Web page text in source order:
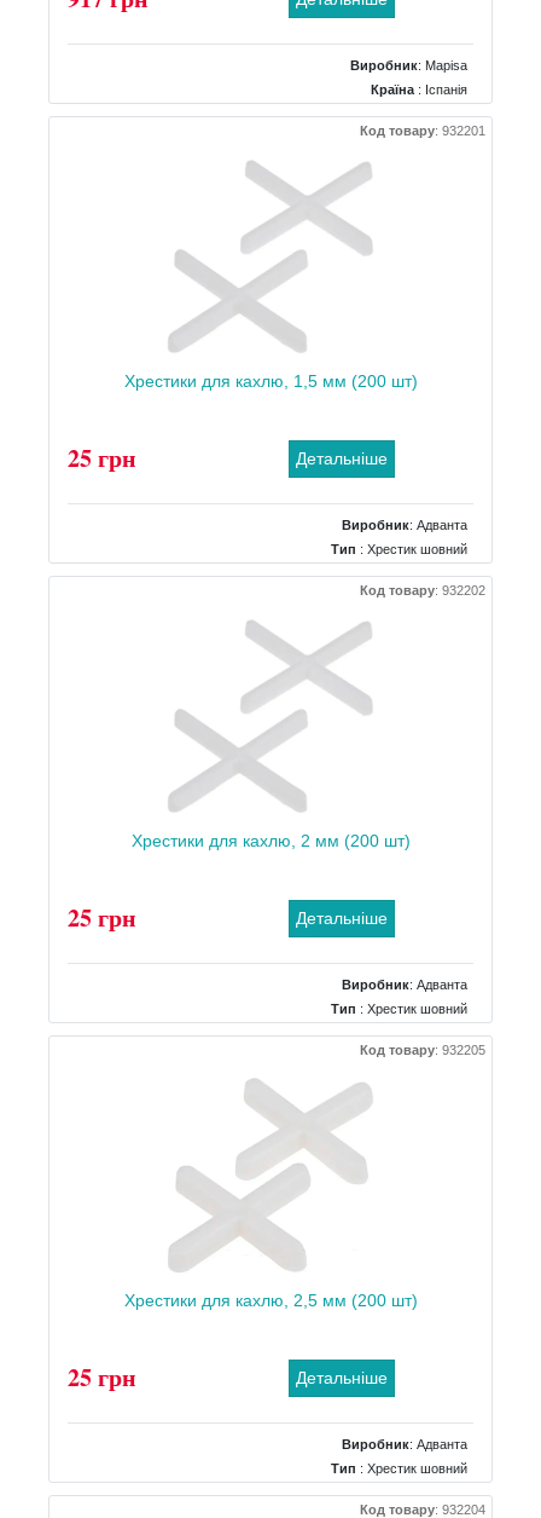
Виробник: Mapisa
Країна : Іспанія
Поверхня: Матова
: Світло-коричневий
Розміри
Код товару: 932201
Хрестики для кахлю, 1,5 мм (200 шт)
25 грн Детальніше
Виробник: Адванта
Тип : Хрестик шовний
Код товару: 932202
Хрестики для кахлю, 2 мм (200 шт)
25 грн Детальніше
Виробник: Адванта
Тип : Хрестик шовний
Код товару: 932205
Хрестики для кахлю, 2,5 мм (200 шт)
25 грн Детальніше
Виробник: Адванта
Тип : Хрестик шовний
Код товару: 932204